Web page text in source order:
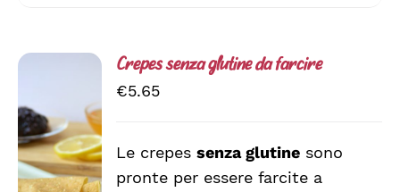
AGGIUNGI
AL
Crepes senza glutine da farcire
€5.65
Le crepessenza glutine sono
pronte per essere farcite a